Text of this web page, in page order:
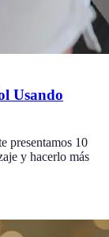
Usando
presentamos 10
y hacerlo más